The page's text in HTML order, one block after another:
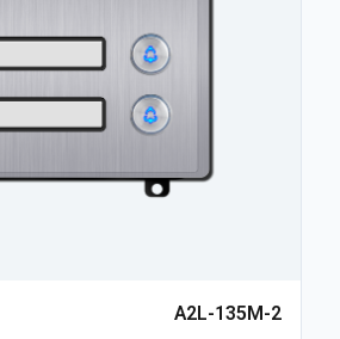
A2L-135M-2